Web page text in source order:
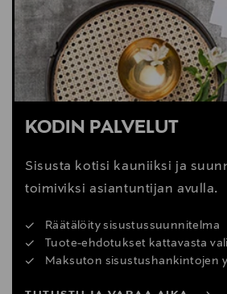
KODIN PALVELUT
Sisusta kotisi kauniiksi ja
toimiviksi asiantuntijan avulla.
Räätälöity sisustussuunnitelma
Tuote-ehdotukset kattavasta
Maksuton sisustushankintojen